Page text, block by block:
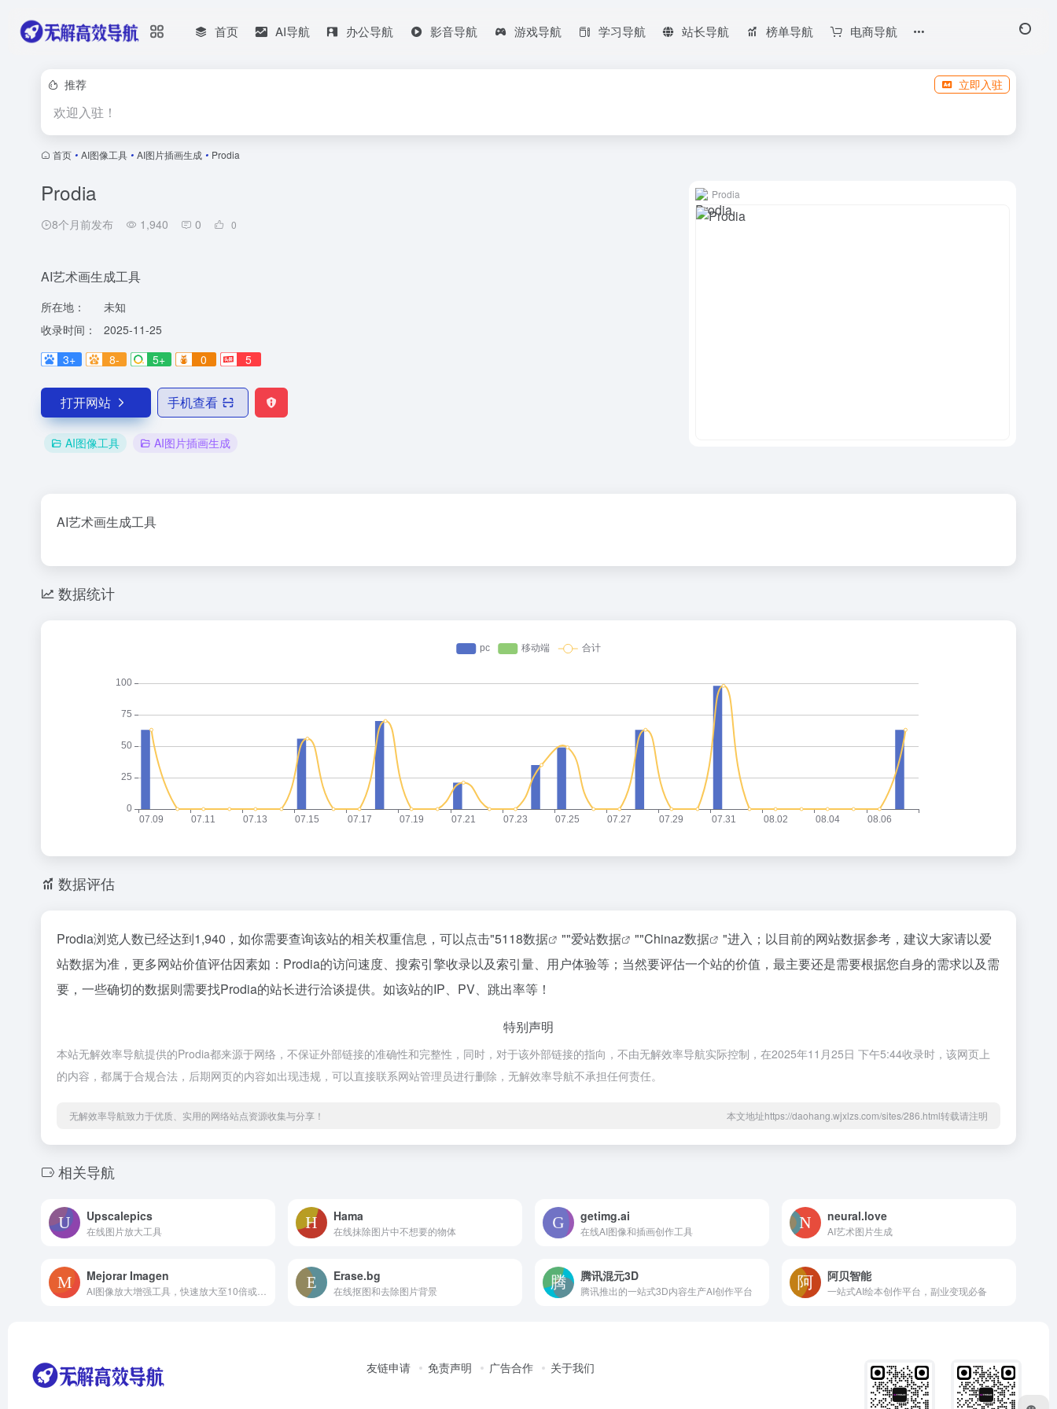
首页 AI导航 办公导航 影音导航 游戏导航 学习导航 站长导航 榜单导航 电商导航
推荐 立即入驻
欢迎入驻！
首页 • AI图像工具 • AI图片插画生成 • Prodia
Prodia
8个月前发布 1,940 0 0
AI艺术画生成工具
所在地：
未知
收录时间：
2025-11-25
3+
8- 5+ 0 5
打开网站 手机查看
AI图像工具 AI图片插画生成
Prodia
AI艺术画生成工具
数据统计
数据评估
Prodia浏览人数已经达到1,940，如你需要查询该站的相关权重信息，可以点击"5118数据 ""爱站数据 ""Chinaz数据
"进入；以目前的网站数据参考，建议大家请以爱
站数据为准，更多网站价值评估因素如：Prodia的访问速度、搜索引擎收录以及索引量、用户体验等；当然要评估一个站的价值，最主要还是需要根据您自身的需求以及需
要，一些确切的数据则需要找Prodia的站长进行洽谈提供。如该站的IP、PV、跳出率等！
特别声明
本站无解效率导航提供的Prodia都来源于网络，不保证外部链接的准确性和完整性，同时，对于该外部链接的指向，不由无解效率导航实际控制，在2025年11月25日 下午5:44收录时，该网页上
的内容，都属于合规合法，后期网页的内容如出现违规，可以直接联系网站管理员进行删除，无解效率导航不承担任何责任。
无解效率导航致力于优质、实用的网络站点资源收集与分享！ 本文地址https://daohang.wjxlzs.com/sites/286.html转载请注明
相关导航
Upscalepics
在线图片放大工具
Hama
在线抹除图片中不想要的物体
getimg.ai
在线AI图像和插画创作工具
neural.love
AI艺术图片生成
Mejorar Imagen Erase.bg
在线抠图和去除图片背景
腾讯混元3D
腾讯推出的一站式3D内容生产AI创作平台
阿贝智能
一站式AI绘本创作平台，副业变现必备
友链申请 免责声明 广告合作 关于我们